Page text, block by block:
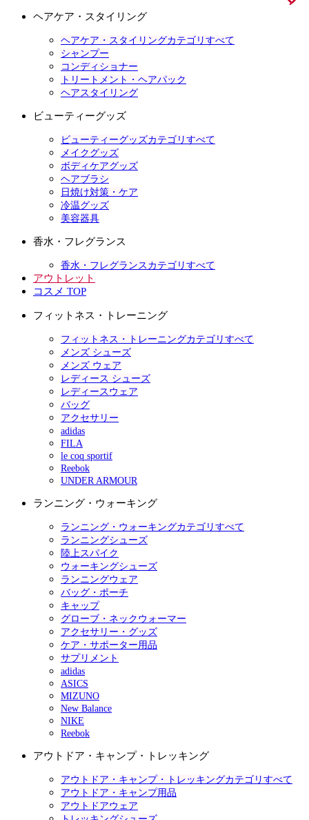
ヘアケア・スタイリング
ヘアケア・スタイリングカテゴリすべて
シャンプー
コンディショナー
トリートメント・ヘアパック
ヘアスタイリング
ビューティーグッズ
ビューティーグッズカテゴリすべて
メイクグッズ
ボディケアグッズ
ヘアブラシ
日焼け対策・ケア
冷温グッズ
美容器具
香水・フレグランス
香水・フレグランスカテゴリすべて
アウトレット
コスメ TOP
フィットネス・トレーニング
フィットネス・トレーニングカテゴリすべて
メンズ シューズ
メンズ ウェア
レディース シューズ
レディースウェア
バッグ
アクセサリー
adidas
FILA
le coq sportif
Reebok
UNDER ARMOUR
ランニング・ウォーキング
ランニング・ウォーキングカテゴリすべて
ランニングシューズ
陸上スパイク
ウォーキングシューズ
ランニングウェア
バッグ・ポーチ
キャップ
グローブ・ネックウォーマー
アクセサリー・グッズ
ケア・サポーター用品
サプリメント
adidas
ASICS
MIZUNO
New Balance
NIKE
Reebok
アウトドア・キャンプ・トレッキング
アウトドア・キャンプ・トレッキングカテゴリすべて
アウトドア・キャンプ用品
アウトドアウェア